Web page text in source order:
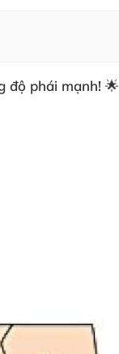
độ phái mạnh! 🌟